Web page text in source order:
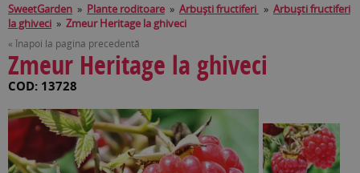
SweetGarden » Plante roditoare » Arbuşti fructiferi » Arbuşti fructiferi
la ghiveci » Zmeur Heritage la ghiveci
« Înapoi la pagina precedentă
Zmeur Heritage la ghiveci
COD: 13728